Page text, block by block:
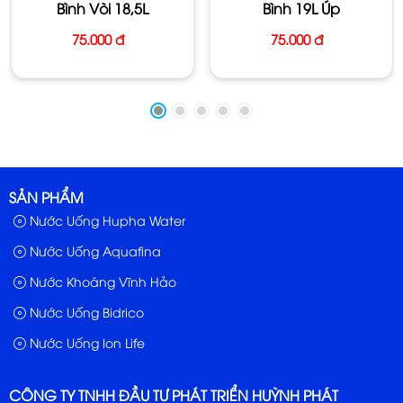
Bảo Quản: Để nơi khô mát, tránh ánh sáng trực tiếp của
Bình Vòi 18,5L
75.000 đ
Bình 19L Úp
75.000 đ
CÔNG TY TNHH ĐẦU TƯ PHÁT TRIỂN HUỲNH PHÁT
SẢN PHẨM
Nước Uống Hupha Water
Nước Uống Aquafina
Nước Khoáng Vĩnh Hảo
Nước Uống Bidrico
Nước Uống Ion Life